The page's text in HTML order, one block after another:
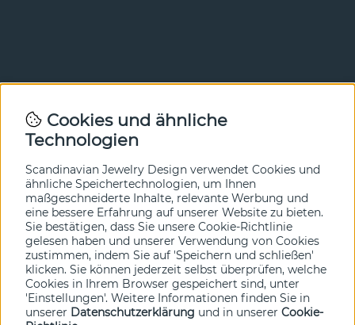
Newsletter
In unserem Newsletter erfahren Sie vor allen anderen
hier an.
Ja bitte!
Cookies und ähnliche
Technologien
Scandinavian Jewelry Design verwendet Cookies und
ähnliche Speichertechnologien, um Ihnen
maßgeschneiderte Inhalte, relevante Werbung und
eine bessere Erfahrung auf unserer Website zu bieten.
Sie bestätigen, dass Sie unsere Cookie-Richtlinie
gelesen haben und unserer Verwendung von Cookies
zustimmen, indem Sie auf 'Speichern und schließen'
klicken. Sie können jederzeit selbst überprüfen, welche
Cookies in Ihrem Browser gespeichert sind, unter
'Einstellungen'. Weitere Informationen finden Sie in
unserer Datenschutzerklärung und in unserer Cookie-